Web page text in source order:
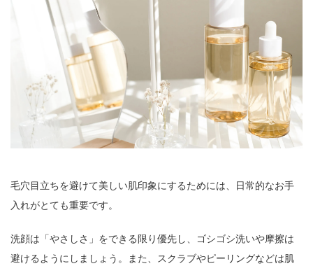
毛穴目立ちを避けて美しい肌印象にするためには、日常的なお手
入れがとても重要です。
洗顔は「やさしさ」をできる限り優先し、ゴシゴシ洗いや摩擦は
避けるようにしましょう。また、スクラブやピーリングなどは肌